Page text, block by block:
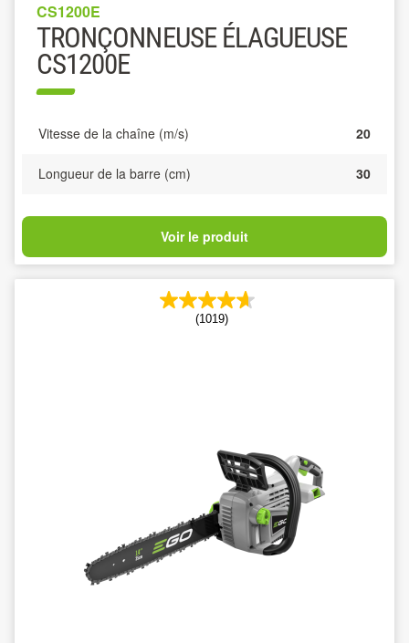
CS1200E
TRONÇONNEUSE ÉLAGUEUSE
CS1200E
Vitesse de la chaîne (m/s) 20
Longueur de la barre (cm) 30
Voir le produit
(1019)